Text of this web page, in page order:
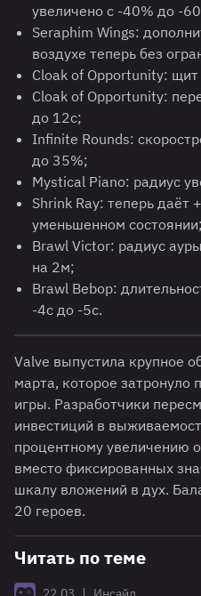
увеличено с -40% до -
Seraphim Wings:
воздухе теперь без
Cloak of Opportunity:
Cloak of Opportunity:
до 12с;
Infinite Rounds:
до 35%;
Mystical Piano: радиус
Shrink Ray: теперь даёт
уменьшенном состоянии;
Brawl Victor: радиус
на 2м;
Brawl Bebop:
-4с до -5с.
Valve выпустила крупное
марта, которое затронуло
игры. Разработчики
инвестиций в
процентному увеличению
вместо фиксированных
шкалу вложений в дух.
20 героев.
Читать по теме